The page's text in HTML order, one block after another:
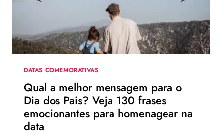
UM
NOVO
DIA
DATAS COMEMORATIVAS
Qual a melhor mensagem para o
Dia dos Pais? Veja 130 frases
emocionantes para homenagear na
data